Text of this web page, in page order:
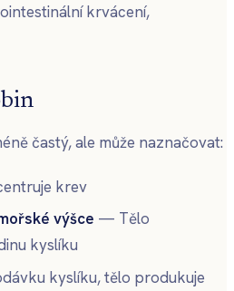
krvácení,
častý, ale může naznačovat:
krev
výšce — Tělo
kyslíku
kyslíku, tělo produkuje